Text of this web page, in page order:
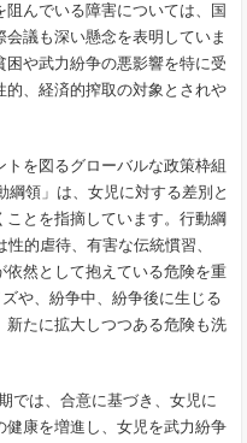
んでいる障害については、国
議も深い懸念を表明していま
や武力紛争の悪影響を特に受
、経済的搾取の対象とされや
を図るグローバルな政策枠組
綱領」は、女児に対する差別と
とを指摘しています。行動綱
的虐待、有害な伝統慣習、
依然として抱えている危険を重
や、紛争中、紛争後に生じる
新たに拡大しつつある危険も洗
では、合意に基づき、女児に
康を増進し、女児を武力紛争